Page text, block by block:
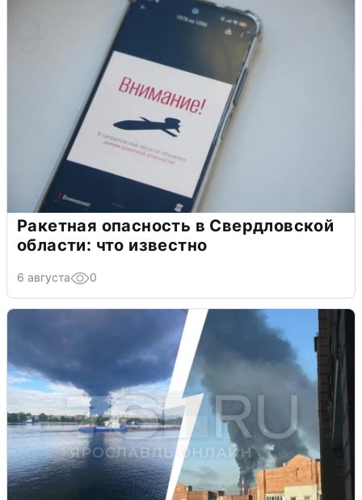
Ракетная опасность в Свердловской
области: что известно
6 августа 0